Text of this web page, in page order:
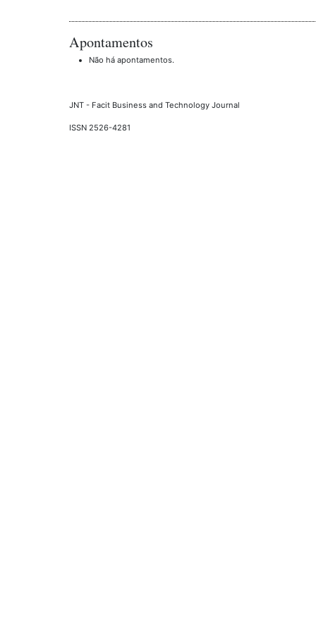
Apontamentos
Não há apontamentos.
JNT - Facit Business and Technology Journal
ISSN 2526-4281